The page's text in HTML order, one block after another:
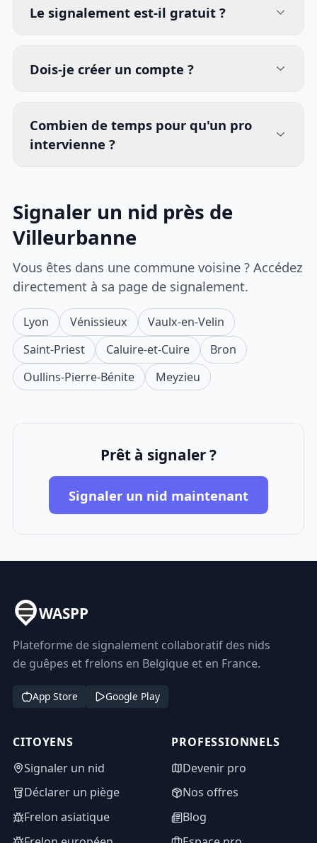
Le signalement est-il gratuit ?
Dois-je créer un compte ?
Combien de temps pour qu'un pro
intervienne ?
Signaler un nid près de
Villeurbanne
Vous êtes dans une commune voisine ? Accédez
directement à sa page de signalement.
Lyon Vénissieux
Vaulx-en-Velin
Saint-Priest
Caluire-et-Cuire
Bron
Oullins-Pierre-Bénite
Meyzieu
Prêt à signaler ?
Signaler un nid maintenant
WASPP
Plateforme de signalement collaboratif des nids
de guêpes et frelons en Belgique et en France.
App Store Google Play
CITOYENS
Signaler un nid
Déclarer un piège
Frelon asiatique
PROFESSIONNELS
Devenir pro
Nos offres
Blog